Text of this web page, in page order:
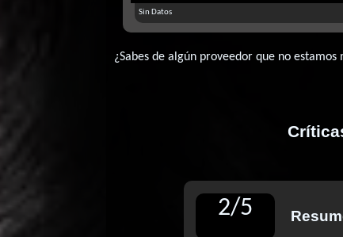
Sin Datos
¿Sabes de algún proveedor que no
2/5